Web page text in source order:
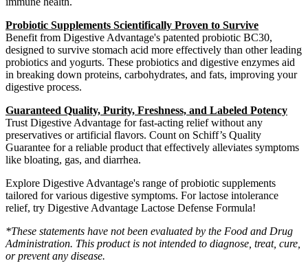
Probiotic Supplements Scientifically Proven to Survive
Benefit from Digestive Advantage's patented probiotic BC30,
designed to survive stomach acid more effectively than other leading
probiotics and yogurts. These probiotics and digestive enzymes aid
in breaking down proteins, carbohydrates, and fats, improving your
digestive process.
Guaranteed Quality, Purity, Freshness, and Labeled Potency
Trust Digestive Advantage for fast-acting relief without any
preservatives or artificial flavors. Count on Schiff’s Quality
Guarantee for a reliable product that effectively alleviates symptoms
like bloating, gas, and diarrhea.
Explore Digestive Advantage's range of probiotic supplements
tailored for various digestive symptoms. For lactose intolerance
relief, try Digestive Advantage Lactose Defense Formula!
*These statements have not been evaluated by the Food and Drug
Administration. This product is not intended to diagnose, treat, cure,
or prevent any disease.